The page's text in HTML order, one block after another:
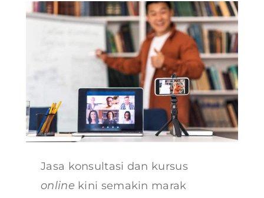
Jasa konsultasi dan kursus
online kini semakin marak